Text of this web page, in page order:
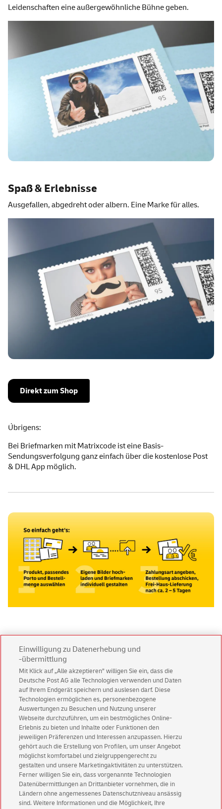
Leidenschaften eine außergewöhnliche Bühne geben.
Spaß & Erlebnisse
Ausgefallen, abgedreht oder albern. Eine Marke für alles.
Direkt zum Shop
Übrigens:
Bei Briefmarken mit Matrixcode ist eine Basis-
Sendungsverfolgung ganz einfach über die kostenlose Post
& DHLApp möglich.
Weitere Informationen
Was ist die BRIEFMARKE INDIVIDUELL?
In welchen Varianten ist die BRIEFMARKE
INDIVIDUELL erhältlich?
Ich möchte eine größere Auflage bestellen. An wen
wende ich mich?
Welche Vorteile bietet mir die BRIEFMARKE
INDIVIDUELL?
Einwilligung zu Datenerhebung und
-übermittlung
Mit Klick auf „Alle akzeptieren” willigen Sie ein, dass die
Deutsche Post AG alle Technologien verwenden und Daten
auf Ihrem Endgerät speichern und auslesen darf. Diese
Technologien ermöglichen es, personenbezogene
Auswertungen zu Besuchen und Nutzung unserer
Webseite durchzuführen, um ein bestmögliches Online-
Erlebnis zu bieten und Inhalte oder Funktionen den
jeweiligen Präferenzen und Interessen anzupassen. Hierzu
gehört auch die Erstellung von Profilen, um unser Angebot
möglichst komfortabel und zielgruppengerecht zu
gestalten und unsere Marketingaktivitäten zu unterstützen.
Ferner willigen Sie ein, dass vorgenannte Technologien
Datenübermittlungen an Drittanbieter vornehmen, die in
Ländern ohne angemessenes Datenschutzniveau ansässig
sind. Weitere Informationen und die Möglichkeit, Ihre